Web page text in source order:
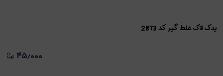
یدک لاک غلط گیر کد 2873
۴۵٫۰۰۰